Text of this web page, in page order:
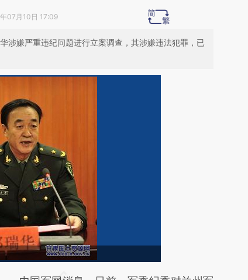
07月10日 17:09
涉嫌严重违纪问题进行立案调查，其涉嫌违法犯罪，已